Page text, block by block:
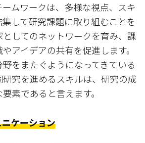
ムワークは、多様な視点、スキ
して研究課題に取り組むことを
してのネットワークを育み、課
アイデアの共有を促進します。
をまたぐようになってきている
究を進めるスキルは、研究の成
素であると言えます。
ケーション